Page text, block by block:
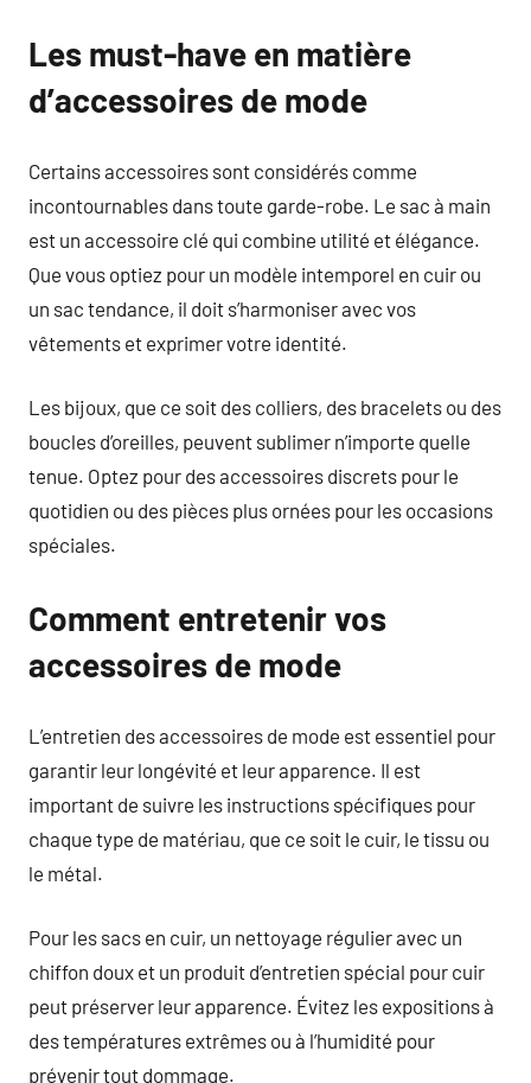
Les must-have en matière
d’accessoires de mode
Certains accessoires sont considérés comme
incontournables dans toute garde-robe. Le sac à main
est un accessoire clé qui combine utilité et élégance.
Que vous optiez pour un modèle intemporel en cuir ou
un sac tendance, il doit s’harmoniser avec vos
vêtements et exprimer votre identité.
Les bijoux, que ce soit des colliers, des bracelets ou des
boucles d’oreilles, peuvent sublimer n’importe quelle
tenue. Optez pour des accessoires discrets pour le
quotidien ou des pièces plus ornées pour les occasions
spéciales.
Comment entretenir vos
accessoires de mode
L’entretien des accessoires de mode est essentiel pour
garantir leur longévité et leur apparence. Il est
important de suivre les instructions spécifiques pour
chaque type de matériau, que ce soit le cuir, le tissu ou
le métal.
Pour les sacs en cuir, un nettoyage régulier avec un
chiffon doux et un produit d’entretien spécial pour cuir
peut préserver leur apparence. Évitez les expositions à
des températures extrêmes ou à l’humidité pour
prévenir tout dommage.